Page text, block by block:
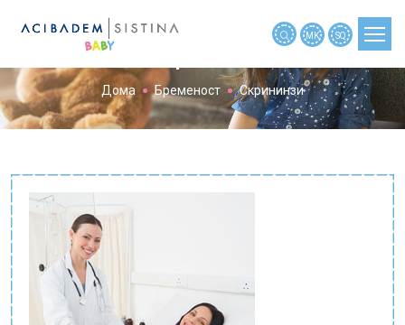
ПЛАНИРАЊЕ БРЕМЕНОСТ
БРЕМЕНОСТ ПО НЕДЕЛИ
ДЕТЕ
АЛАТКИ
НОВОСТИ
MK SQ
Дома Бременост Скрининзи